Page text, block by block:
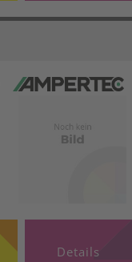
Details